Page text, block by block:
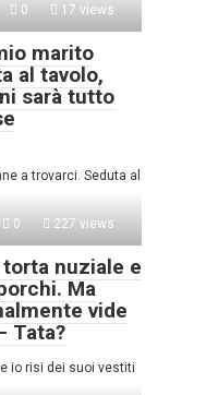
0 17 views
marito
al tavolo,
sarà tutto
a trovarci. Seduta al
0 227 views
nuziale e
Ma
vide
Tata?
io risi dei suoi vestiti